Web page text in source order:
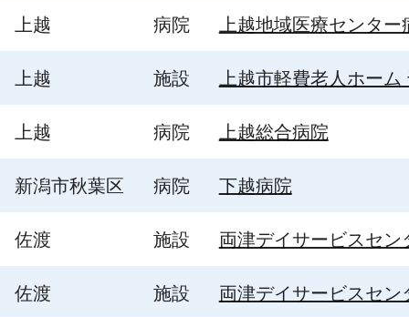
上越 病院 上越地域医療センター
上越 施設 上越市軽費老人ホーム
上越 病院 上越総合病院
新潟市秋葉区 病院 下越病院
佐渡 施設 両津デイサービスセン
佐渡 施設 両津デイサービスセン